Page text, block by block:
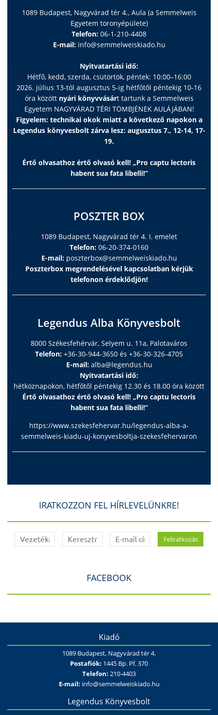
1089 Budapest, Nagyvárad tér 4., Aula (a Semmelweis
Egyetem toronyépülete)
Telefon: 06-1-210-4408
E-mail: info@semmelweiskiado.hu
Nyitvatartási idő:
Hétfő, kedd, szerda, csütörtök, péntek: 10:00–16:00
2026. július 13-tól augusztus 5-ig hétfőtől péntekig 10-16
óra között nyári könyvvásárt tartunk a Semmelweis
Egyetem NAGYVÁRAD TÉRI TÖMBJÉNEK AULÁJÁBAN!
Figyelem: technikai okok miatt a következő napokon a
Legendus könyvesbolt zárva lesz: augusztus 7., 12-14, 17-
19.
Értő olvasathoz értő olvasó kell! „Pro captu lectoris
habent sua fata libelli!”
POSZTER BOX
1089 Budapest, Nagyvárad tér 4. I. emelet
Telefon: 06-20-374-0160
E-mail: poszterbox@semmelweiskiado.hu
Poszterbox megrendelésével kapcsolatban kérjük
telefonon érdeklődjön!
Legendus Alba Könyvesbolt
8000 Székesfehérvár, Selyem u. 11a, Palotaváros
Telefon: +36-30-944-3650 és +36-30-326-4705
E-mail: alba@legendus.hu
Nyitvatartási idő:
hétköznapokon, hétfőtől péntekig 12.30 és 18.00 óra között
Értő olvasathoz értő olvasó kell! „Pro captu lectoris
habent sua fata libelli!”
https://www.szekesfehervar.hu/legendus-alba-a-
semmelweis-kiadu-uj-konyvesboltja-szekesfehervaron
IRATKOZZON FEL HÍRLEVELÜNKRE!
FACEBOOK
Kiadó
1089 Budapest, Nagyvárad tér 4.
Postafiók: 1445 Bp. Pf. 370
Telefon: 210-4403
E-mail: info@semmelweiskiado.hu
Legendus Könyvesbolt